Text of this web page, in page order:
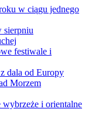
w ciągu jednego
sierpniu
festiwale i
dala od Europy
Morzem
i orientalne